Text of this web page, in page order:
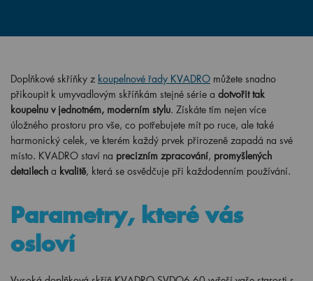
Doplňkové skříňky z koupelnové řady KVADRO můžete snadno
přikoupit k umyvadlovým skříňkám stejné série a dotvořit tak
koupelnu v jednotném, moderním stylu. Získáte tím nejen více
úložného prostoru pro vše, co potřebujete mít po ruce, ale také
harmonický celek, ve kterém každý prvek přirozeně zapadá na své
místo. KVADRO staví na precizním zpracování, promyšlených
detailech a kvalitě, která se osvědčuje při každodenním používání.
Parametry, které vás
osloví